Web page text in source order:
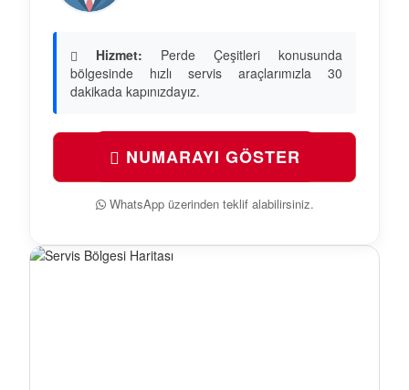
Hizmet: Perde Çeşitleri konusunda
bölgesinde hızlı servis araçlarımızla 30
dakikada kapınızdayız.
NUMARAYI GÖSTER
WhatsApp üzerinden teklif alabilirsiniz.